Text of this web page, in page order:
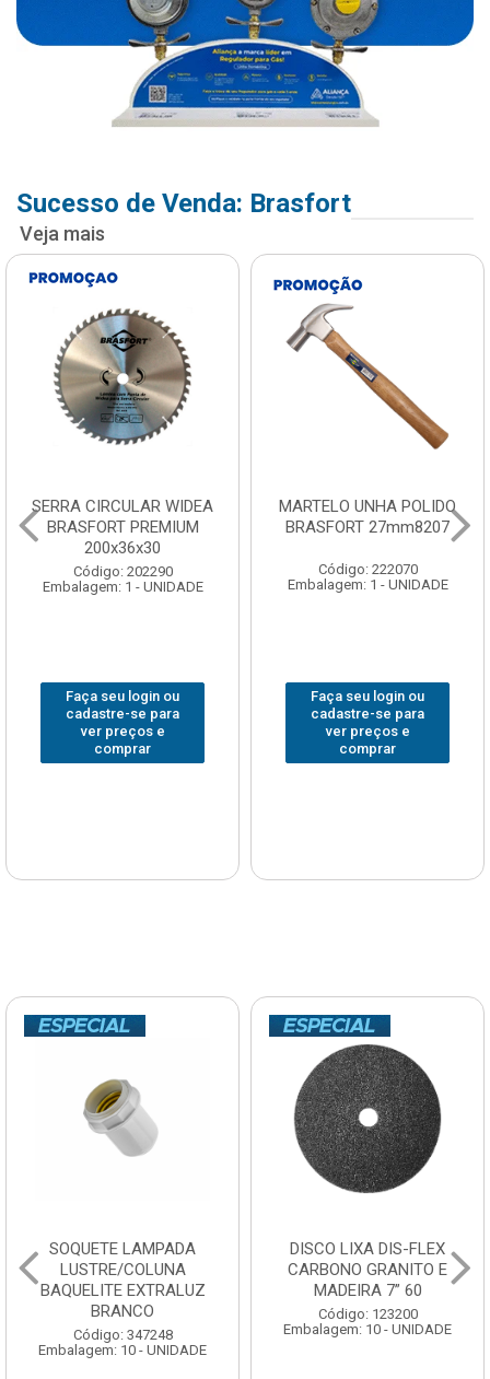
Sucesso de Venda: Brasfort
Veja mais
SERRA CIRCULAR WIDEA
BRASFORT PREMIUM
200x36x30
Código: 202290
Embalagem: 1 - UNIDADE
Faça seu login ou
cadastre-se para
ver preços e
comprar
MARTELO UNHA POLIDO
BRASFORT 27mm8207
Código: 222070
Embalagem: 1 - UNIDADE
Faça seu login ou
cadastre-se para
ver preços e
comprar
SOQUETE LAMPADA
LUSTRE/COLUNA
BAQUELITE EXTRALUZ
BRANCO
Código: 347248
Embalagem: 10 - UNIDADE
DISCO LIXA DIS-FLEX
CARBONO GRANITO E
MADEIRA 7” 60
Código: 123200
Embalagem: 10 - UNIDADE